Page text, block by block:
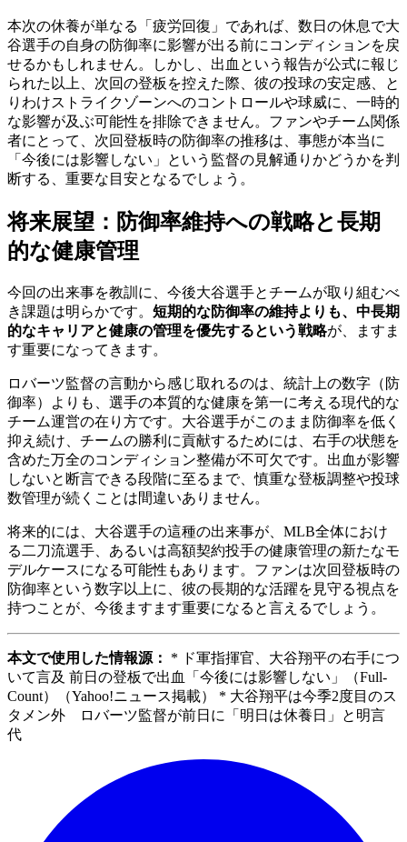
本次の休養が単なる「疲労回復」であれば、数日の休息で大
谷選手の自身の防御率に影響が出る前にコンディションを戻
せるかもしれません。しかし、出血という報告が公式に報じ
られた以上、次回の登板を控えた際、彼の投球の安定感、と
りわけストライクゾーンへのコントロールや球威に、一時的
な影響が及ぶ可能性を排除できません。ファンやチーム関係
者にとって、次回登板時の防御率の推移は、事態が本当に
「今後には影響しない」という監督の見解通りかどうかを判
断する、重要な目安となるでしょう。
将来展望：防御率維持への戦略と長期
的な健康管理
今回の出来事を教訓に、今後大谷選手とチームが取り組むべ
き課題は明らかです。 短期的な防御率の維持よりも、中長期
的なキャリアと健康の管理を優先するという戦略が、ますま
す重要になってきます。
ロバーツ監督の言動から感じ取れるのは、統計上の数字（防
御率）よりも、選手の本質的な健康を第一に考える現代的な
チーム運営の在り方です。大谷選手がこのまま防御率を低く
抑え続け、チームの勝利に貢献するためには、右手の状態を
含めた万全のコンディション整備が不可欠です。出血が影響
しないと断言できる段階に至るまで、慎重な登板調整や投球
数管理が続くことは間違いありません。
将来的には、大谷選手の這種の出来事が、MLB全体におけ
る二刀流選手、あるいは高額契約投手の健康管理の新たなモ
デルケースになる可能性もあります。ファンは次回登板時の
防御率という数字以上に、彼の長期的な活躍を見守る視点を
持つことが、今後ますます重要になると言えるでしょう。
本文で使用した情報源：
* ド軍指揮官、大谷翔平の右手につ
いて言及 前日の登板で出血「今後には影響しない」（Full-
Count）（Yahoo!ニュース掲載） * 大谷翔平は今季2度目のス
タメン外 ロバーツ監督が前日に「明日は休養日」と明言
代